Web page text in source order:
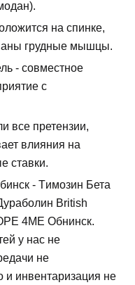
на спинке,
грудные мышцы.
- совместное
с
все претензии,
влияния на
ставки.
- Tимозин Бета
British
4ME Обнинск.
у нас не
не
и инвентаризация не